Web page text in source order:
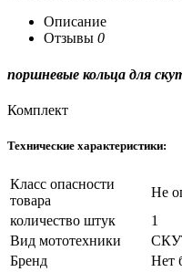
Описание
Отзывы 0
поршневые кольца для
Комплект
Технические характеристики:
Класс опасности
товара
Не
количество штук
1
Вид мототехники
Бренд
Нет